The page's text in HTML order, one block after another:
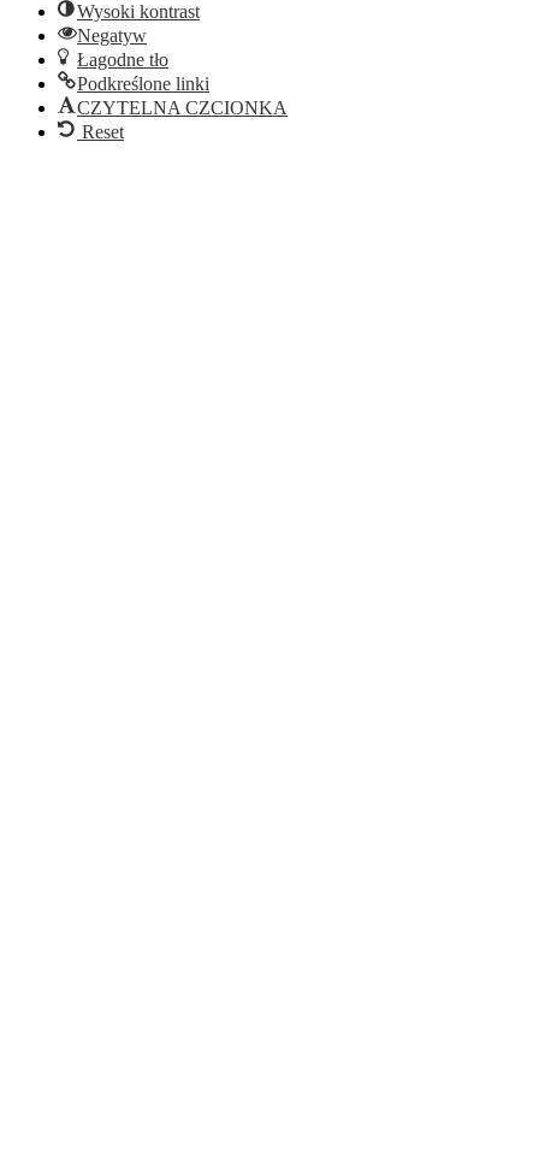
Wysoki kontrast
Negatyw
Łagodne tło
Podkreślone linki
CZYTELNA CZCIONKA
Reset